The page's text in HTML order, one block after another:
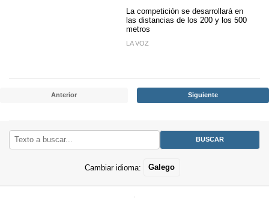
La competición se desarrollará en
las distancias de los 200 y los 500
metros
LA VOZ
Anterior Siguiente
Cambiar idioma: Galego